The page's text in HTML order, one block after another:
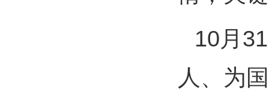
10月
人、为